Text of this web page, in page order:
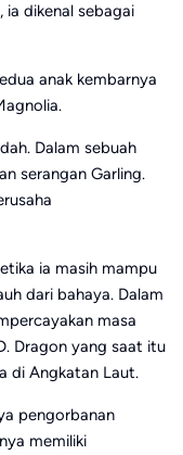
ia dikenal sebagai
anak kembarnya
Dalam sebuah
serangan Garling.
ia masih mampu
dari bahaya. Dalam
masa
Dragon yang saat itu
di Angkatan Laut.
pengorbanan
memiliki